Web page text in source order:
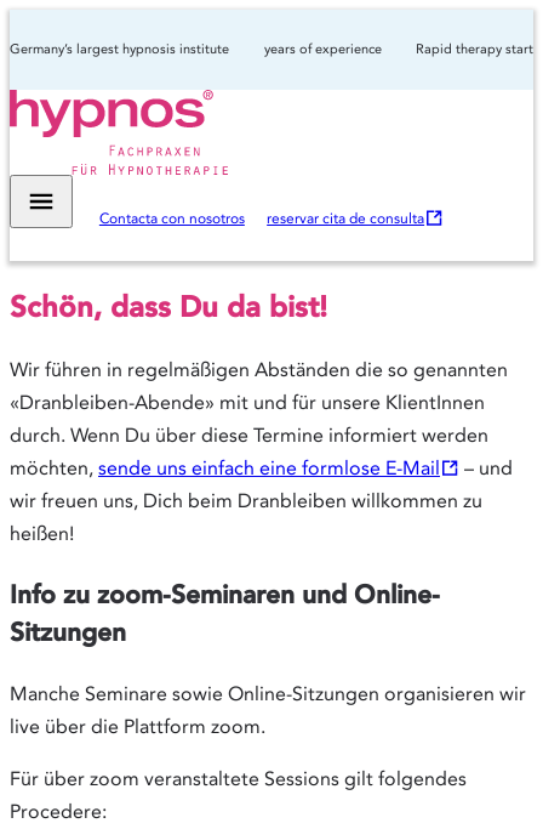
Germany’s largest hypnosis institute years of experience Rapid therapy start
Contacta con nosotros reservar cita de consulta
O
n
i
n
n
e
w
b
Schön, dass Du da bist!
Wir führen in regelmäßigen Abständen die so genannten
«Dranbleiben-Abende» mit und für unsere KlientInnen
durch. Wenn Du über diese Termine informiert werden
möchten, sende uns einfach eine formlose E-Mail
– und
wir freuen uns, Dich beim Dranbleiben willkommen zu
heißen!
Info zu zoom-Seminaren und Online-
Sitzungen
Manche Seminare sowie Online-Sitzungen organisieren wir
live über die Plattform zoom.
Für über zoom veranstaltete Sessions gilt folgendes
Procedere: